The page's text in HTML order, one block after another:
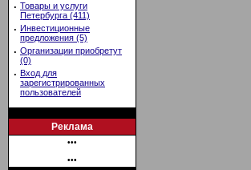
· Товары и услуги
Петербурга (411)
· Инвестиционные
предложения (5)
· Организации приобретут
(0)
· Вход для
зарегистрированных
пользователей
Реклама
•••
•••